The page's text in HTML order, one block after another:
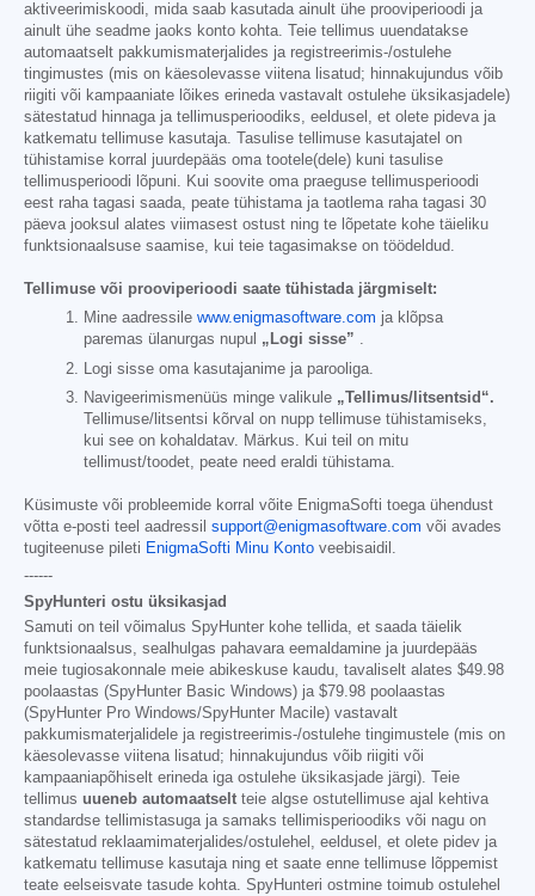
aktiveerimiskoodi, mida saab kasutada ainult ühe prooviperioodi ja
ainult ühe seadme jaoks konto kohta. Teie tellimus uuendatakse
automaatselt pakkumismaterjalides ja registreerimis-/ostulehe
tingimustes (mis on käesolevasse viitena lisatud; hinnakujundus võib
riigiti või kampaaniate lõikes erineda vastavalt ostulehe üksikasjadele)
sätestatud hinnaga ja tellimusperioodiks, eeldusel, et olete pideva ja
katkematu tellimuse kasutaja. Tasulise tellimuse kasutajatel on
tühistamise korral juurdepääs oma tootele(dele) kuni tasulise
tellimusperioodi lõpuni. Kui soovite oma praeguse tellimusperioodi
eest raha tagasi saada, peate tühistama ja taotlema raha tagasi 30
päeva jooksul alates viimasest ostust ning te lõpetate kohe täieliku
funktsionaalsuse saamise, kui teie tagasimakse on töödeldud.
Tellimuse või prooviperioodi saate tühistada järgmiselt:
Mine aadressile www.enigmasoftware.com ja klõpsa
paremas ülanurgas nupul „Logi sisse” .
Logi sisse oma kasutajanime ja parooliga.
Navigeerimismenüüs minge valikule „Tellimus/litsentsid“.
Tellimuse/litsentsi kõrval on nupp tellimuse tühistamiseks,
kui see on kohaldatav. Märkus. Kui teil on mitu
tellimust/toodet, peate need eraldi tühistama.
Küsimuste või probleemide korral võite EnigmaSofti toega ühendust
võtta e-posti teel aadressil support@enigmasoftware.com või avades
tugiteenuse pileti EnigmaSofti Minu Konto veebisaidil.
------
SpyHunteri ostu üksikasjad
Samuti on teil võimalus SpyHunter kohe tellida, et saada täielik
funktsionaalsus, sealhulgas pahavara eemaldamine ja juurdepääs
meie tugiosakonnale meie abikeskuse kaudu, tavaliselt alates $49.98
poolaastas (SpyHunter Basic Windows) ja $79.98 poolaastas
(SpyHunter Pro Windows/SpyHunter Macile) vastavalt
pakkumismaterjalidele ja registreerimis-/ostulehe tingimustele (mis on
käesolevasse viitena lisatud; hinnakujundus võib riigiti või
kampaaniapõhiselt erineda iga ostulehe üksikasjade järgi). Teie
tellimus uueneb automaatselt teie algse ostutellimuse ajal kehtiva
standardse tellimistasuga ja samaks tellimisperioodiks või nagu on
sätestatud reklaamimaterjalides/ostulehel, eeldusel, et olete pidev ja
katkematu tellimuse kasutaja ning et saate enne tellimuse lõppemist
teate eelseisvate tasude kohta. SpyHunteri ostmine toimub ostulehel